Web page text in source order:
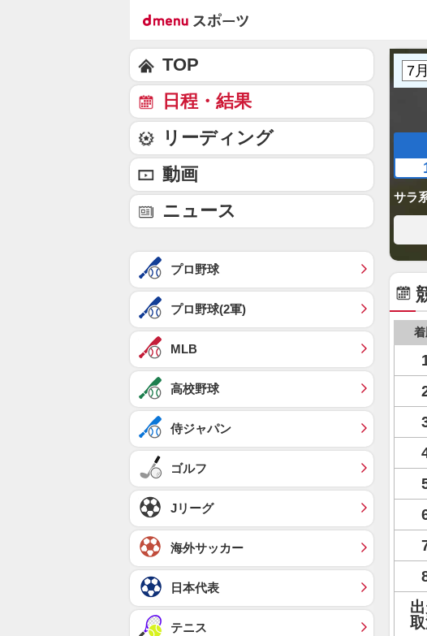
サラ
TOP
日程・結果
リーディング
動画
ニュース
プロ野球
プロ野球(2軍)
MLB
高校野球
侍ジャパン
ゴルフ
Jリーグ
海外サッカー
日本代表
テニス